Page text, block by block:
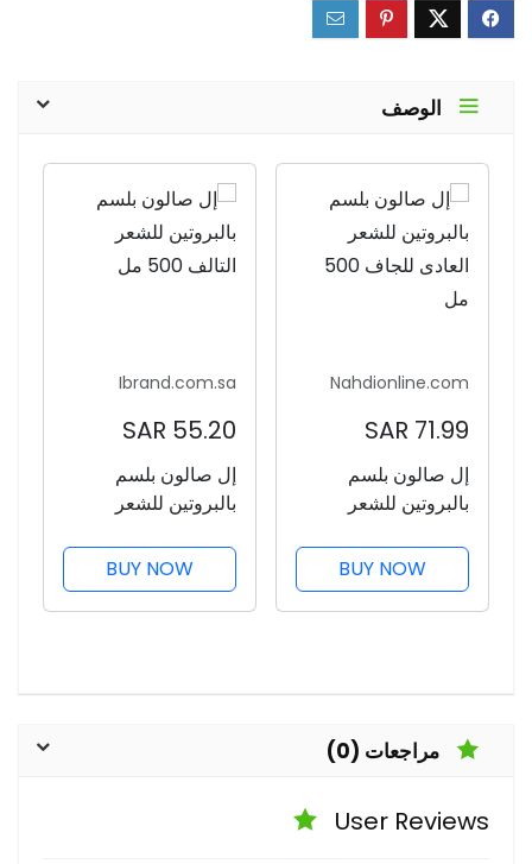
الوصف
Nahdionline.com
71.99 SAR
إل صالون بلسم
بالبروتين للشعر
مل
BUY NOW
Ibrand.com.sa
55.20 SAR
إل صالون بلسم
بالبروتين للشعر
BUY NOW
مراجعات (0)
User Reviews